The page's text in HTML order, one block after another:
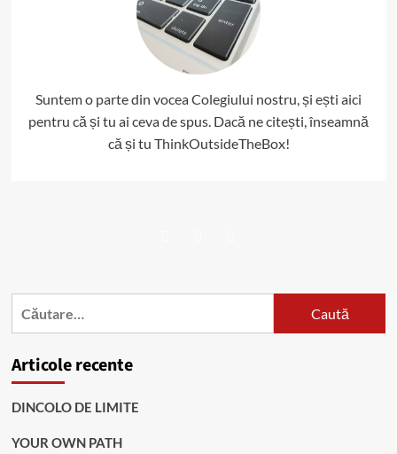
Suntem o parte din vocea Colegiului nostru, și ești aici
pentru că și tu ai ceva de spus. Dacă ne citești, înseamnă
că și tu ThinkOutsideTheBox!
Caută
Articole recente
DINCOLO DE LIMITE
YOUR OWN PATH